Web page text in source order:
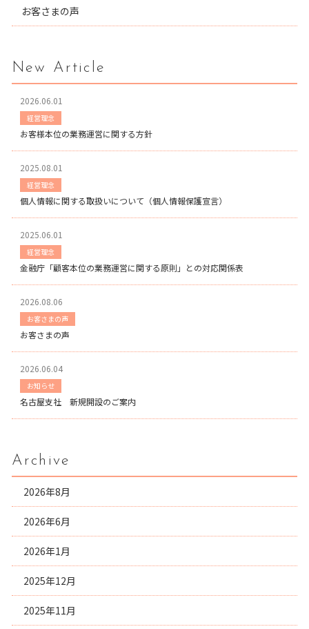
お客さまの声
New Article
2026.06.01
経営理念
お客様本位の業務運営に関する方針
2025.08.01
経営理念
個人情報に関する取扱いについて（個人情報保護宣言）
2025.06.01
経営理念
金融庁「顧客本位の業務運営に関する原則」との対応関係表
2026.08.06
お客さまの声
お客さまの声
2026.06.04
お知らせ
名古屋支社 新規開設のご案内
Archive
2026年8月
2026年6月
2026年1月
2025年12月
2025年11月